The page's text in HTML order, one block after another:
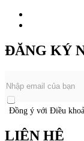
ĐĂNG KÝ
Đồng ý với Điều
LIÊN HỆ